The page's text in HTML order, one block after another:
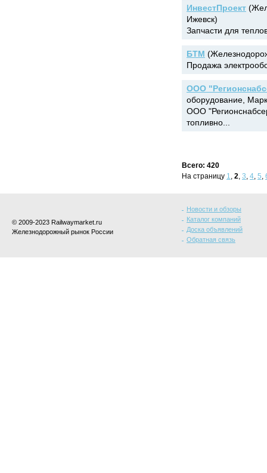
ИнвестПроект
Ижевск)
Запчасти для
БТМ
Продажа
ООО
оборудование,
ООО
топливно...
Всего: 420
На страницу 1, 2, 3, 4, 5,
© 2009-2023 Railwaymarket.ru
Железнодорожный рынок России
Новости и обзоры
Каталог компаний
Доска объявлений
Обратная связь